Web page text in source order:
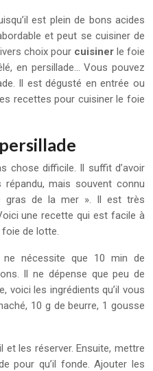
est plein de bons acides
et peut se cuisiner de
choix pour cuisiner le foie
en persillade… Vous pouvez
Il est dégusté en entrée ou
recettes pour cuisiner le foie
chose difficile. Il suffit d’avoir
mais souvent connu
de la mer ». Il est très
une recette qui est facile à
foie de lotte.
nécessite que 10 min de
Il ne dépense que peu de
voici les ingrédients qu’il vous
10 g de beurre, 1 gousse
et les réserver. Ensuite, mettre
pour qu’il fonde. Ajouter les